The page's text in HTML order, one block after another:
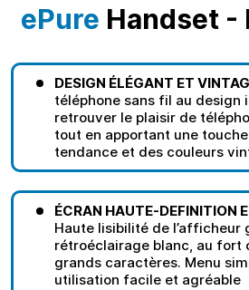
ePure Handset -
DESIGN ÉLÉGANT ET
téléphone sans fil au design
retrouver le plaisir de
tout en apportant une
tendance et des couleurs
ÉCRAN HAUTE-DEFINITION
Haute lisibilité de l’afficheur
rétroéclairage blanc, au fort
grands caractères. Menu
utilisation facile et agréable